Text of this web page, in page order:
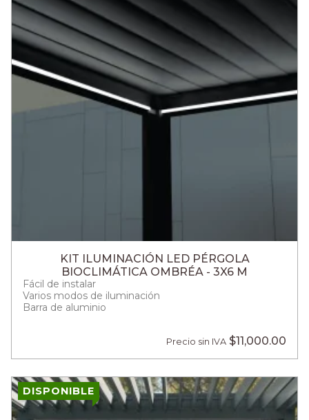
KIT ILUMINACIÓN LED PÉRGOLA
BIOCLIMÁTICA OMBRÉA - 3X6 M
Fácil de instalar
Varios modos de iluminación
Barra de aluminio
Precio sin IVA $11,000.00
DISPONIBLE